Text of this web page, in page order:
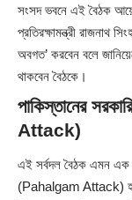
সংসদ ভবনে এই বৈঠক
প্রতিরক্ষামন্ত্রী রাজনাথ
অবগত’ করবেন বলে
থাকবেন বৈঠকে।
পাকিস্তানের
Attack)
এই সর্বদল বৈঠক এমন এক
(Pahalgam Attack)